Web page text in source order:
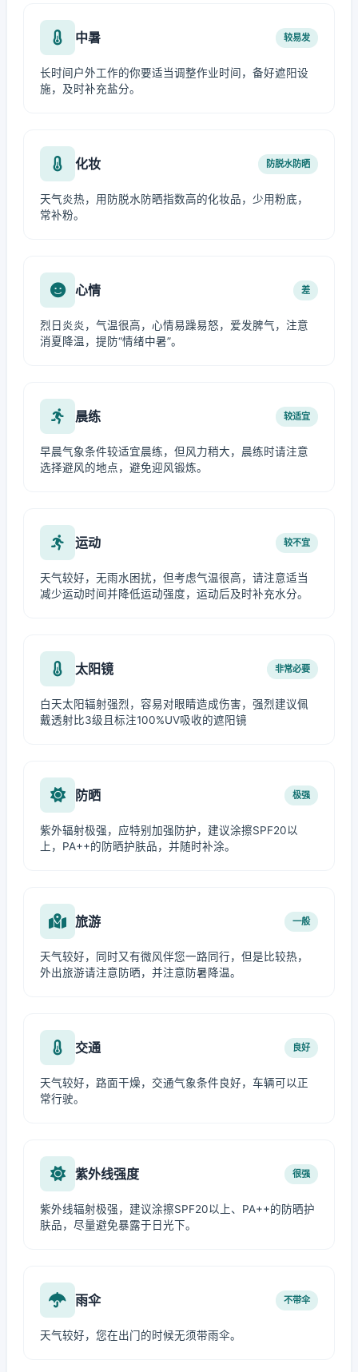
中暑 较易发
长时间户外工作的你要适当调整作业时间，备好遮阳设
施，及时补充盐分。
化妆 防脱水防晒
天气炎热，用防脱水防晒指数高的化妆品，少用粉底，
常补粉。
心情 差
烈日炎炎，气温很高，心情易躁易怒，爱发脾气，注意
消夏降温，提防“情绪中暑”。
晨练 较适宜
早晨气象条件较适宜晨练，但风力稍大，晨练时请注意
选择避风的地点，避免迎风锻炼。
运动 较不宜
天气较好，无雨水困扰，但考虑气温很高，请注意适当
减少运动时间并降低运动强度，运动后及时补充水分。
太阳镜 非常必要
白天太阳辐射强烈，容易对眼睛造成伤害，强烈建议佩
戴透射比3级且标注100%UV吸收的遮阳镜
防晒 极强
紫外辐射极强，应特别加强防护，建议涂擦SPF20以
上，PA++的防晒护肤品，并随时补涂。
旅游 一般
天气较好，同时又有微风伴您一路同行，但是比较热，
外出旅游请注意防晒，并注意防暑降温。
交通 良好
天气较好，路面干燥，交通气象条件良好，车辆可以正
常行驶。
紫外线强度 很强
紫外线辐射极强，建议涂擦SPF20以上、PA++的防晒护
肤品，尽量避免暴露于日光下。
雨伞 不带伞
天气较好，您在出门的时候无须带雨伞。